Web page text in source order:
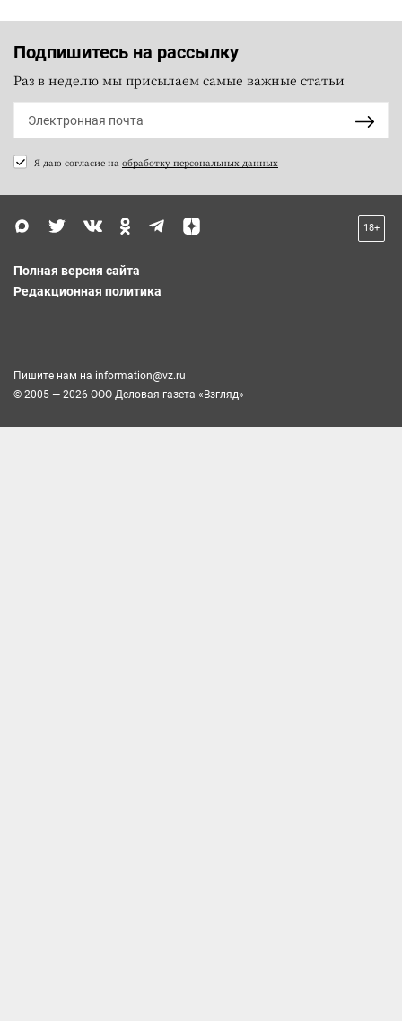
Подпишитесь на рассылку
Раз в неделю мы присылаем самые важные статьи
Я даю согласие на обработку персональных данных
18+
Полная версия сайта
Редакционная политика
Пишите нам на information@vz.ru
© 2005 — 2026 ООО Деловая газета «Взгляд»